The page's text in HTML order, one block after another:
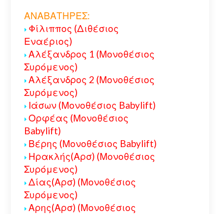
ΑΝΑΒΑΤΗΡΕΣ:
Φίλιππος (Διθέσιος
Εναέριος)
Αλέξανδρος 1 (Μονοθέσιος
Συρόμενος)
Αλέξανδρος 2 (Μονοθέσιος
Συρόμενος)
Ιάσων (Μονοθέσιος Babylift)
Ορφέας (Μονοθέσιος
Babylift)
Βέρης (Μονοθέσιος Babylift)
Ηρακλής(Αρσ) (Μονοθέσιος
Συρόμενος)
Δίας(Αρσ) (Μονοθέσιος
Συρόμενος)
Αρης(Αρσ) (Μονοθέσιος